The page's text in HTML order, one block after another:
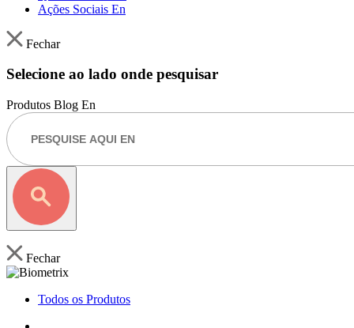
Ações Sociais En
Fechar
Selecione ao lado onde pesquisar
Produtos Blog En
Fechar
Todos os Produtos